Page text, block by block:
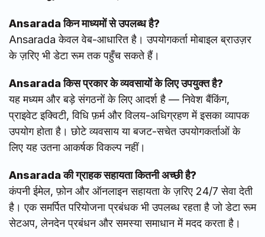
Ansarada किन माध्यमों से उपलब्ध है?
Ansarada केवल वेब-आधारित है। उपयोगकर्ता मोबाइल ब्राउज़र
के ज़रिए भी डेटा रूम तक पहुँच सकते हैं।
Ansarada किस प्रकार के व्यवसायों के लिए उपयुक्त है?
यह मध्यम और बड़े संगठनों के लिए आदर्श है — निवेश बैंकिंग,
प्राइवेट इक्विटी, विधि फ़र्म और विलय-अधिग्रहण में इसका व्यापक
उपयोग होता है। छोटे व्यवसाय या बजट-सचेत उपयोगकर्ताओं के
लिए यह उतना आकर्षक विकल्प नहीं।
Ansarada की ग्राहक सहायता कितनी अच्छी है?
कंपनी ईमेल, फ़ोन और ऑनलाइन सहायता के ज़रिए 24/7 सेवा देती
है। एक समर्पित परियोजना प्रबंधक भी उपलब्ध रहता है जो डेटा रूम
सेटअप, लेनदेन प्रबंधन और समस्या समाधान में मदद करता है।